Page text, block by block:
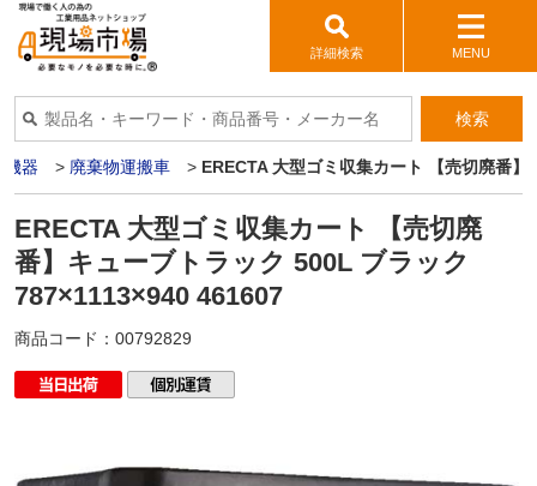
詳細検索 MENU
検索
機器 > 廃棄物運搬車 > ERECTA 大型ゴミ収集カート 【売切廃番
ERECTA 大型ゴミ収集カート 【売切廃
番】キューブトラック 500L ブラック
787×1113×940 461607
商品コード： 00792829